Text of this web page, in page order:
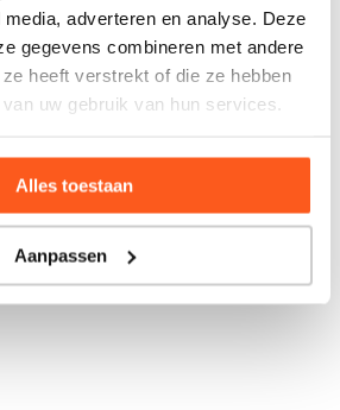
adverteren en analyse. Deze
gegevens combineren met andere
heeft verstrekt of die ze hebben
uw gebruik van hun services.
Alles toestaan
Aanpassen